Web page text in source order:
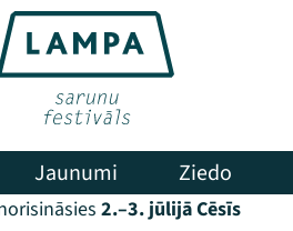
Jaunumi Ziedo
2.–3. jūlijā Cēsīs